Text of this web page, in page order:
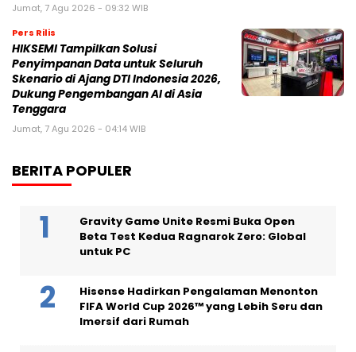
Jumat, 7 Agu 2026 - 09:32 WIB
Pers Rilis
HIKSEMI Tampilkan Solusi
Penyimpanan Data untuk Seluruh
Skenario di Ajang DTI Indonesia 2026,
Dukung Pengembangan AI di Asia
Tenggara
Jumat, 7 Agu 2026 - 04:14 WIB
BERITA POPULER
Gravity Game Unite Resmi Buka Open
Beta Test Kedua Ragnarok Zero: Global
untuk PC
Hisense Hadirkan Pengalaman Menonton
FIFA World Cup 2026™ yang Lebih Seru dan
Imersif dari Rumah